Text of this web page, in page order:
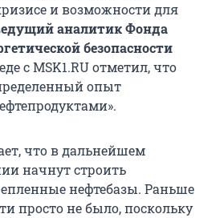
и возможности для
аналитик Фонда
безопасности
с MSK1.RU отметил, что
опыт
что в дальнейшем
начнут строить
нефтебазы. Раньше
просто не было, поскольку